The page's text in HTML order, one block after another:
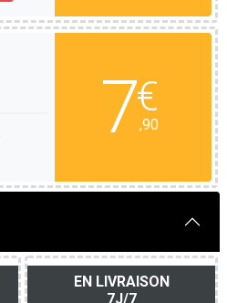
7€
,90
EN LIVRAISON
7J/7